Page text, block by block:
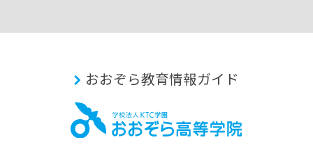
おおぞら教育情報ガイド